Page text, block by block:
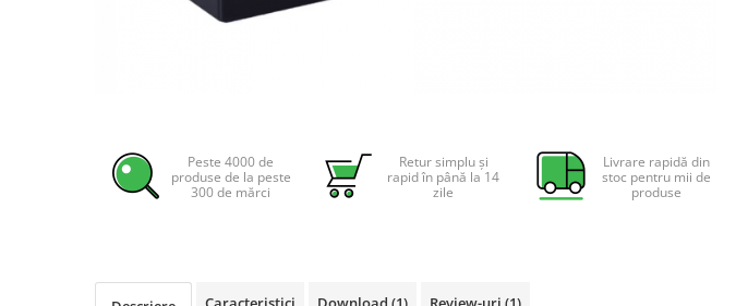
Sisteme de stocare energie
Facebook
Peste 4000 de
produse de la peste
300 de mărci
Retur simplu și
rapid în până la 14
zile
Livrare rapidă din
stoc pentru mii de
produse